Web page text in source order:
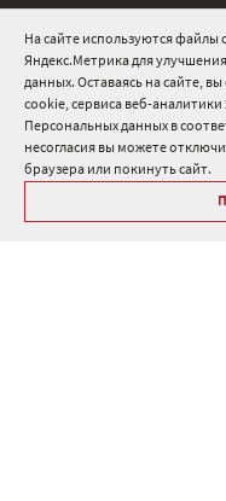
На сайте используются файлы
Яндекс.Метрика для
данных. Оставаясь на сайте,
cookie, сервиса веб-
Персональных данных в
несогласия вы можете
браузера или покинуть сайт.
8 800 511 91 82
info@onduline.ru
Россия Беларусь